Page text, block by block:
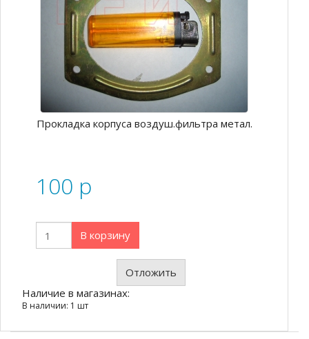
Прокладка корпуса воздуш.фильтра метал.
100 p
В корзину
Отложить
Наличие в магазинах:
В наличии: 1 шт